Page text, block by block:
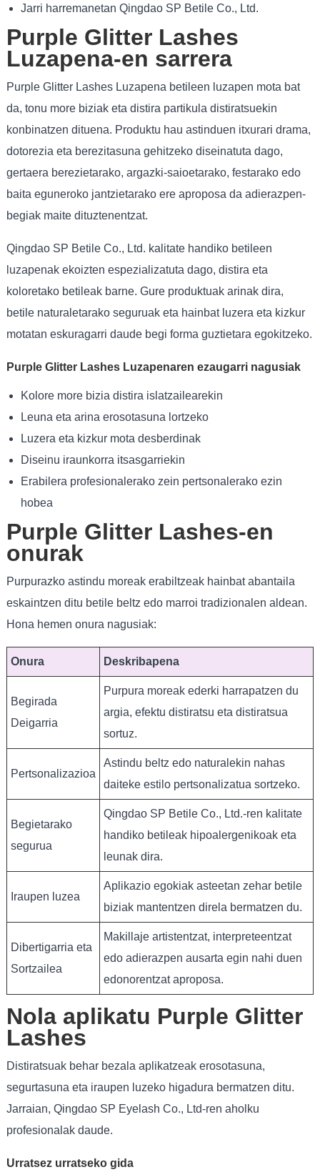
Jarri harremanetan Qingdao SP Betile Co., Ltd.
Purple Glitter Lashes
Luzapena-en sarrera
Purple Glitter Lashes Luzapena betileen luzapen mota bat
da, tonu more biziak eta distira partikula distiratsuekin
konbinatzen dituena. Produktu hau astinduen itxurari drama,
dotorezia eta berezitasuna gehitzeko diseinatuta dago,
gertaera berezietarako, argazki-saioetarako, festarako edo
baita eguneroko jantzietarako ere aproposa da adierazpen-
begiak maite dituztenentzat.
Qingdao SP Betile Co., Ltd. kalitate handiko betileen
luzapenak ekoizten espezializatuta dago, distira eta
koloretako betileak barne. Gure produktuak arinak dira,
betile naturaletarako seguruak eta hainbat luzera eta kizkur
motatan eskuragarri daude begi forma guztietara egokitzeko.
Purple Glitter Lashes Luzapenaren ezaugarri nagusiak
Kolore more bizia distira islatzailearekin
Leuna eta arina erosotasuna lortzeko
Luzera eta kizkur mota desberdinak
Diseinu iraunkorra itsasgarriekin
Erabilera profesionalerako zein pertsonalerako ezin
hobea
Purple Glitter Lashes-en
onurak
Purpurazko astindu moreak erabiltzeak hainbat abantaila
eskaintzen ditu betile beltz edo marroi tradizionalen aldean.
Hona hemen onura nagusiak:
Onura Deskribapena
Begirada
Deigarria
Purpura moreak ederki harrapatzen du
argia, efektu distiratsu eta distiratsua
sortuz.
Pertsonalizazioa
Astindu beltz edo naturalekin nahas
daiteke estilo pertsonalizatua sortzeko.
Begietarako
segurua
Qingdao SP Betile Co., Ltd.-ren kalitate
handiko betileak hipoalergenikoak eta
leunak dira.
Iraupen luzea
Aplikazio egokiak asteetan zehar betile
biziak mantentzen direla bermatzen du.
Dibertigarria eta
Sortzailea
Makillaje artistentzat, interpreteentzat
edo adierazpen ausarta egin nahi duen
edonorentzat aproposa.
Nola aplikatu Purple Glitter
Lashes
Distiratsuak behar bezala aplikatzeak erosotasuna,
segurtasuna eta iraupen luzeko higadura bermatzen ditu.
Jarraian, Qingdao SP Eyelash Co., Ltd-ren aholku
profesionalak daude.
Urratsez urratseko gida